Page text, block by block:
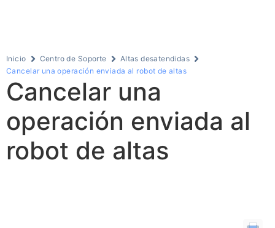
Inicio Centro de Soporte
Altas desatendidas
Cancelar una operación enviada al robot de altas
Cancelar una
operación enviada al
robot de altas